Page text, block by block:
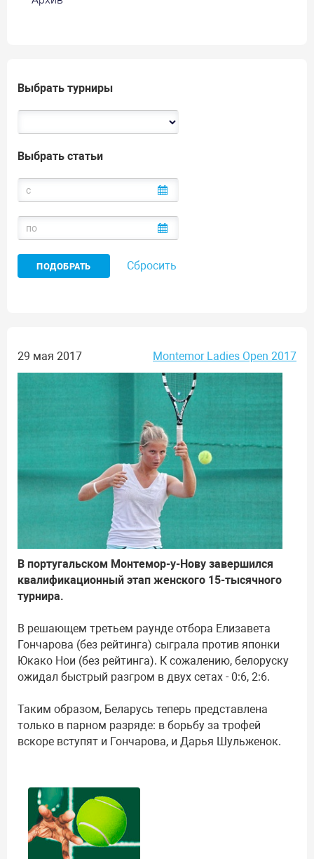
Выбрать турниры
Выбрать статьи
Сбросить
29 мая 2017 Montemor Ladies Open 2017
В португальском Монтемор-у-Нову завершился
квалификационный этап женского 15-тысячного
турнира.
В решающем третьем раунде отбора Елизавета
Гончарова (без рейтинга) сыграла против японки
Юкако Нои (без рейтинга). К сожалению, белоруску
ожидал быстрый разгром в двух сетах - 0:6, 2:6.
Таким образом, Беларусь теперь представлена
только в парном разряде: в борьбу за трофей
вскоре вступят и Гончарова, и Дарья Шульженок.